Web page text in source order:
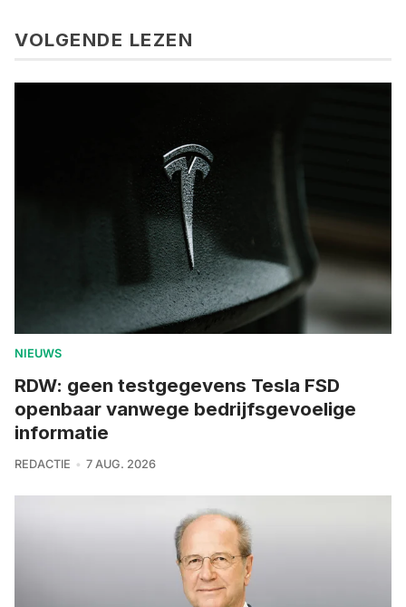
VOLGENDE LEZEN
NIEUWS
RDW: geen testgegevens Tesla FSD
openbaar vanwege bedrijfsgevoelige
informatie
REDACTIE 7 AUG. 2026